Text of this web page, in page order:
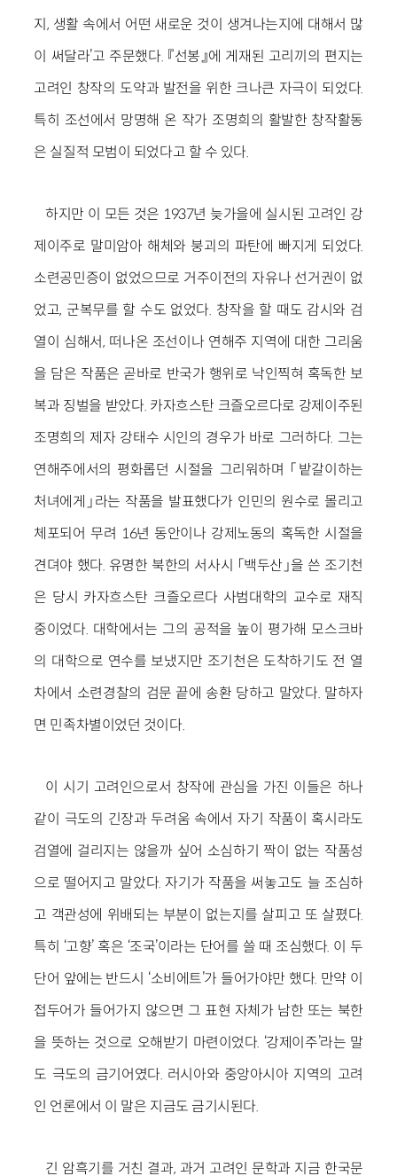
지, 생활 속에서 어떤 새로운 것이 생겨나는지에 대해서 많
이 써달라’고 주문했다. 『선봉』에 게재된 고리끼의 편지는
고려인 창작의 도약과 발전을 위한 크나큰 자극이 되었다.
특히 조선에서 망명해 온 작가 조명희의 활발한 창작활동
은 실질적 모범이 되었다고 할 수 있다.
하지만 이 모든 것은 1937년 늦가을에 실시된 고려인 강
제이주로 말미암아 해체와 붕괴의 파탄에 빠지게 되었다.
소련공민증이 없었으므로 거주이전의 자유나 선거권이 없
었고, 군복무를 할 수도 없었다. 창작을 할 때도 감시와 검
열이 심해서, 떠나온 조선이나 연해주 지역에 대한 그리움
을 담은 작품은 곧바로 반국가 행위로 낙인찍혀 혹독한 보
복과 징벌을 받았다. 카자흐스탄 크즐오르다로 강제이주된
조명희의 제자 강태수 시인의 경우가 바로 그러하다. 그는
연해주에서의 평화롭던 시절을 그리워하며 「밭갈이하는
처녀에게」라는 작품을 발표했다가 인민의 원수로 몰리고
체포되어 무려 16년 동안이나 강제노동의 혹독한 시절을
견뎌야 했다. 유명한 북한의 서사시 「백두산」을 쓴 조기천
은 당시 카자흐스탄 크즐오르다 사범대학의 교수로 재직
중이었다. 대학에서는 그의 공적을 높이 평가해 모스크바
의 대학으로 연수를 보냈지만 조기천은 도착하기도 전 열
차에서 소련경찰의 검문 끝에 송환 당하고 말았다. 말하자
면 민족차별이었던 것이다.
이 시기 고려인으로서 창작에 관심을 가진 이들은 하나
같이 극도의 긴장과 두려움 속에서 자기 작품이 혹시라도
검열에 걸리지는 않을까 싶어 소심하기 짝이 없는 작품성
으로 떨어지고 말았다. 자기가 작품을 써놓고도 늘 조심하
고 객관성에 위배되는 부분이 없는지를 살피고 또 살폈다.
특히 ‘고향’ 혹은 ‘조국’이라는 단어를 쓸 때 조심했다. 이 두
단어 앞에는 반드시 ‘소비에트’가 들어가야만 했다. 만약 이
접두어가 들어가지 않으면 그 표현 자체가 남한 또는 북한
을 뜻하는 것으로 오해받기 마련이었다. ‘강제이주’라는 말
도 극도의 금기어였다. 러시아와 중앙아시아 지역의 고려
인 언론에서 이 말은 지금도 금기시된다.
긴 암흑기를 거친 결과, 과거 고려인 문학과 지금 한국문